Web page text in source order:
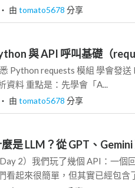
‧ 由 tomato5678 分享
與 API 呼叫基礎（
Python requests 模組 學會發
資料 重點是：先學會「A...
‧ 由 tomato5678 分享
是 LLM？從 GPT、
2）我們玩了幾個 API：一個
看起來很簡單，但其實已經包含